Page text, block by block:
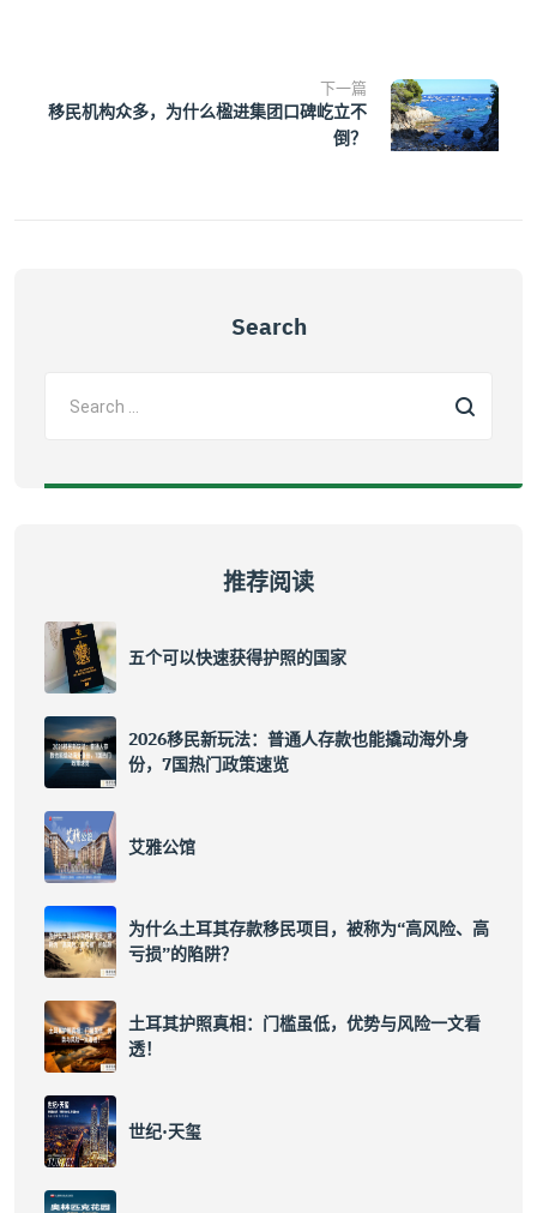
下一篇
移民机构众多，为什么楹进集团口碑屹立不
倒？
Search
推荐阅读
五个可以快速获得护照的国家
2026移民新玩法：普通人存款也能撬动海外身
份，7国热门政策速览
艾雅公馆
为什么土耳其存款移民项目，被称为“高风险、高
亏损”的陷阱？
土耳其护照真相：门槛虽低，优势与风险一文看
透！
世纪·天玺